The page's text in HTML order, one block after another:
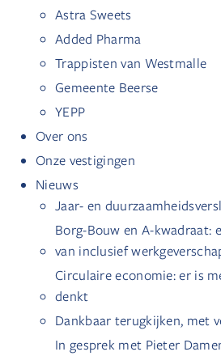
Astra Sweets
Added Pharma
Trappisten van Westmalle
Gemeente Beerse
YEPP
Over ons
Onze vestigingen
Nieuws
Jaar- en
Borg-Bouw en A-kwadraat:
van inclusief
Circulaire economie: er is
denkt
Dankbaar terugkijken, met
In gesprek met Pieter